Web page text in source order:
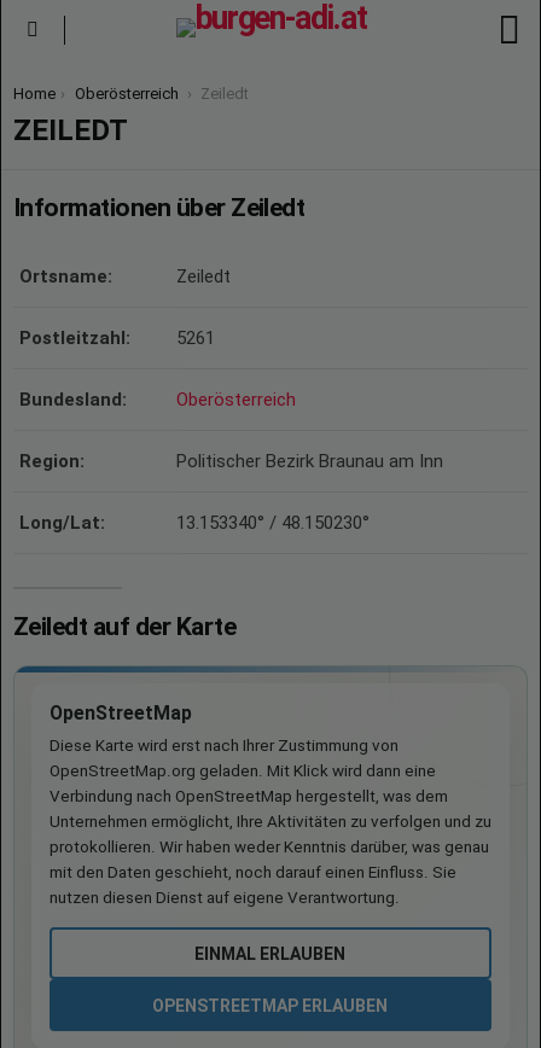
You are here:
Home Oberösterreich Zeiledt
ZEILEDT
Informationen über Zeiledt
Ortsname: Zeiledt
Postleitzahl: 5261
Bundesland: Oberösterreich
Region: Politischer Bezirk Braunau am Inn
Long/Lat: 13.153340° / 48.150230°
Zeiledt auf der Karte
OpenStreetMap
Diese Karte wird erst nach Ihrer Zustimmung von
OpenStreetMap.org geladen. Mit Klick wird dann eine
Verbindung nach OpenStreetMap hergestellt, was dem
Unternehmen ermöglicht, Ihre Aktivitäten zu verfolgen und zu
protokollieren. Wir haben weder Kenntnis darüber, was genau
mit den Daten geschieht, noch darauf einen Einfluss. Sie
nutzen diesen Dienst auf eigene Verantwortung.
EINMAL ERLAUBEN
OPENSTREETMAP ERLAUBEN